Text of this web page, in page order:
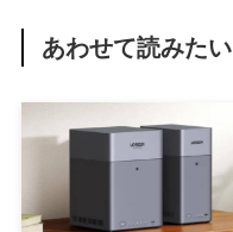
あわせて読みたい